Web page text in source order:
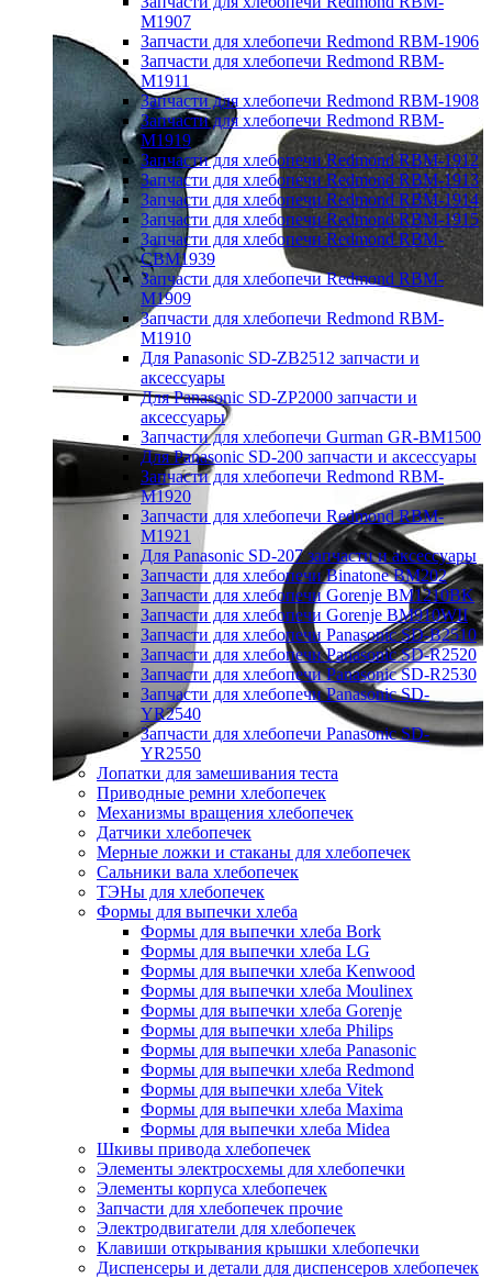
M1907
Запчасти для хлебопечи Redmond RBM-1906
Запчасти для хлебопечи Redmond RBM-
M1911
Запчасти для хлебопечи Redmond RBM-1908
Запчасти для хлебопечи Redmond RBM-
M1919
Запчасти для хлебопечи Redmond RBM-1912
Запчасти для хлебопечи Redmond RBM-1913
Запчасти для хлебопечи Redmond RBM-1914
Запчасти для хлебопечи Redmond RBM-1915
Запчасти для хлебопечи Redmond RBM-
CBM1939
Запчасти для хлебопечи Redmond RBM-
M1909
Запчасти для хлебопечи Redmond RBM-
M1910
Для Panasonic SD-ZB2512 запчасти и
аксессуары
Для Panasonic SD-ZP2000 запчасти и
аксессуары
Запчасти для хлебопечи Gurman GR-BM1500
Для Panasonic SD-200 запчасти и аксессуары
Запчасти для хлебопечи Redmond RBM-
M1920
Запчасти для хлебопечи Redmond RBM-
M1921
Для Panasonic SD-207 запчасти и аксессуары
Запчасти для хлебопечи Binatone BM202
Запчасти для хлебопечи Gorenje BM1210BK
Запчасти для хлебопечи Gorenje BM910WII
Запчасти для хлебопечи Panasonic SD-B2510
Запчасти для хлебопечи Panasonic SD-R2520
Запчасти для хлебопечи Panasonic SD-R2530
Запчасти для хлебопечи Panasonic SD-
YR2540
Запчасти для хлебопечи Panasonic SD-
YR2550
Лопатки для замешивания теста
Приводные ремни хлебопечек
Механизмы вращения хлебопечек
Датчики хлебопечек
Мерные ложки и стаканы для хлебопечек
Сальники вала хлебопечек
ТЭНы для хлебопечек
Формы для выпечки хлеба
Формы для выпечки хлеба Bork
Формы для выпечки хлеба LG
Формы для выпечки хлеба Kenwood
Формы для выпечки хлеба Moulinex
Формы для выпечки хлеба Gorenje
Формы для выпечки хлеба Philips
Формы для выпечки хлеба Panasonic
Формы для выпечки хлеба Redmond
Формы для выпечки хлеба Vitek
Формы для выпечки хлеба Maxima
Формы для выпечки хлеба Midea
Шкивы привода хлебопечек
Элементы электросхемы для хлебопечки
Элементы корпуса хлебопечек
Запчасти для хлебопечек прочие
Электродвигатели для хлебопечек
Клавиши открывания крышки хлебопечки
Диспенсеры и детали для диспенсеров хлебопечек